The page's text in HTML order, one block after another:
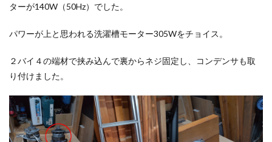
ターが140W（50Hz）でした。
パワーが上と思われる洗濯槽モーター305Wをチョイス。
２バイ４の端材で挟み込んで裏からネジ固定し、コンデンサも取
り付けました。